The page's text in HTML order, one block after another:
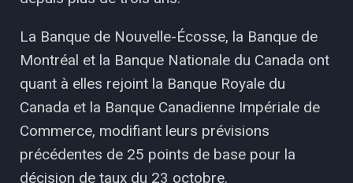
La Banque de Nouvelle-Écosse, la Banque de
Montréal et la Banque Nationale du Canada ont
quant à elles rejoint la Banque Royale du
Canada et la Banque Canadienne Impériale de
Commerce, modifiant leurs prévisions
précédentes de 25 points de base pour la
décision de taux du 23 octobre.